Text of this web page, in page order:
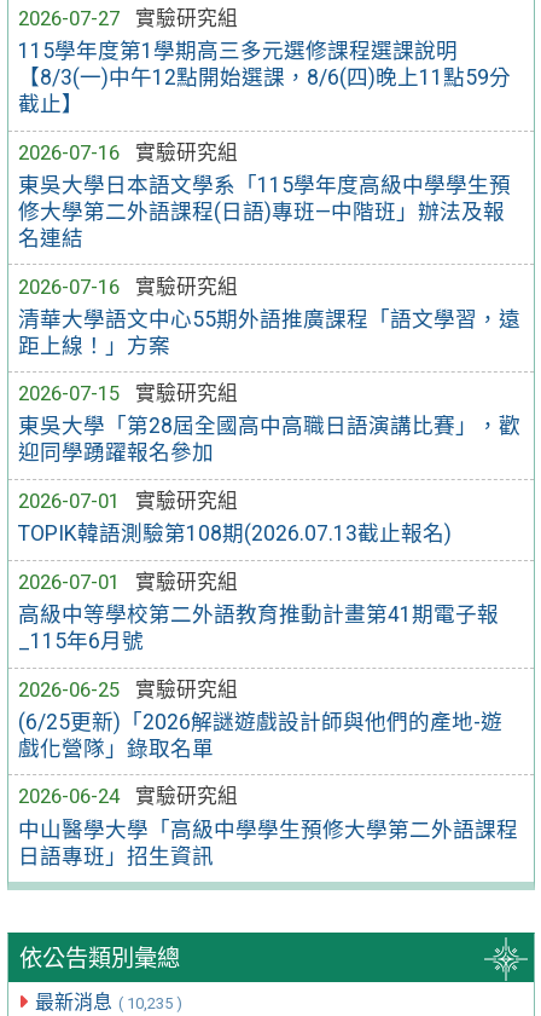
2026-07-27
實驗研究組
115學年度第1學期高三多元選修課程選課說明
【8/3(一)中午12點開始選課，8/6(四)晚上11點59分
截止】
2026-07-16
實驗研究組
東吳大學日本語文學系「115學年度高級中學學生預
修大學第二外語課程(日語)專班—中階班」辦法及報
名連結
2026-07-16
實驗研究組
清華大學語文中心55期外語推廣課程「語文學習，遠
距上線！」方案
2026-07-15
實驗研究組
東吳大學「第28屆全國高中高職日語演講比賽」，歡
迎同學踴躍報名參加
2026-07-01
實驗研究組
TOPIK韓語測驗第108期(2026.07.13截止報名)
2026-07-01
實驗研究組
高級中等學校第二外語教育推動計畫第41期電子報
_115年6月號
2026-06-25
實驗研究組
(6/25更新)「2026解謎遊戲設計師與他們的產地-遊
戲化營隊」錄取名單
2026-06-24
實驗研究組
中山醫學大學「高級中學學生預修大學第二外語課程
日語專班」招生資訊
依公告類別彙總
最新消息 ( 10,235 )